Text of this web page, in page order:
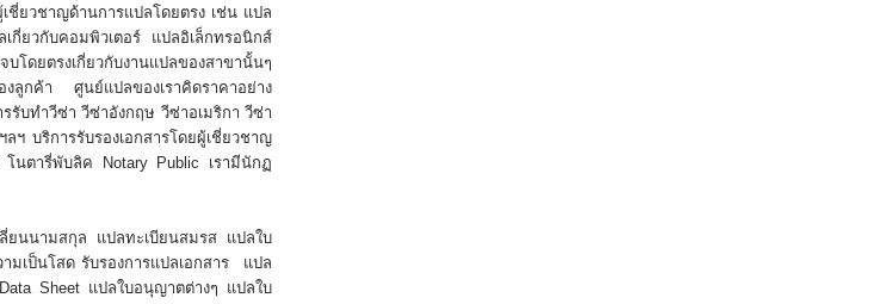
ชี่ยวชาญด้านการแปลโดยตรง เช่น แปล
กี่ยวกับคอมพิวเตอร์ แปลอิเล็กทรอนิกส์
โดยตรงเกี่ยวกับงานแปลของสาขานั้นๆ
ลูกค้า ศูนย์แปลของเราคิดราคาอย่าง
รับทำวีซ่า วีซ่าอังกฤษ วีซ่าอเมริกา วีซ่า
ฯ บริการรับรองเอกสารโดยผู้เชี่ยวชาญ
นตารี่พับลิค Notary Public เรามีนักฏ
ยนนามสกุล แปลทะเบียนสมรส แปลใบ
เป็นโสด รับรองการแปลเอกสาร แปล
Sheet แปลใบอนุญาตต่างๆ แปลใบ